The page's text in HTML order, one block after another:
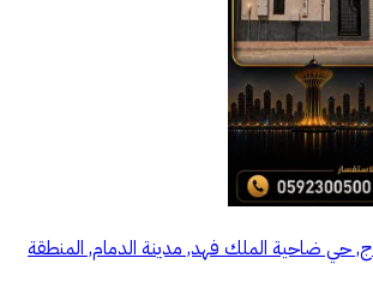
فيلا للبيع في شارع 13ج, حي ضاحية الملك فهد, مدينة الدمام, المنطقة